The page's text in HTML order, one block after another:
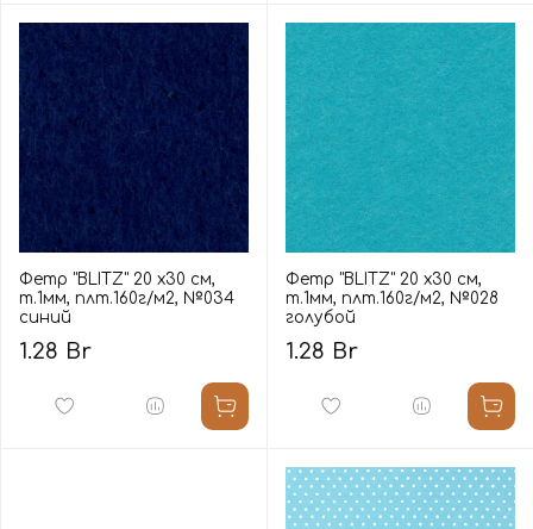
Фетр "BLITZ" 20 х30 см,
т.1мм, плт.160г/м2, №034
синий
1.28 Br
Фетр "BLITZ" 20 х30 см,
т.1мм, плт.160г/м2, №028
голубой
1.28 Br